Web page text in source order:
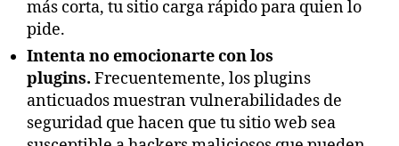
más corta, tu sitio carga rápido para quien lo
pide.
Intenta no emocionarte con los
plugins. Frecuentemente, los plugins
anticuados muestran vulnerabilidades de
seguridad que hacen que tu sitio web sea